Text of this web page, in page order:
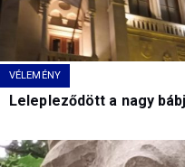
VÉLEMÉNY
Lelepleződött a nagy